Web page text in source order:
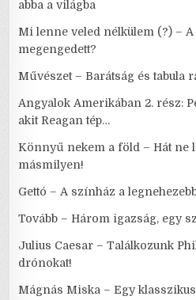
abba a világba
Mi lenne veled nélkülem (?) –
megengedett?
Művészet – Barátság és tabula
Angyalok Amerikában 2. rész:
akit Reagan tép…
Könnyű nekem a föld – Hát ne
másmilyen!
Gettó – A színház a
Tovább – Három igazság, egy
Julius Caesar – Találkozunk
drónokat!
Mágnás Miska – Egy